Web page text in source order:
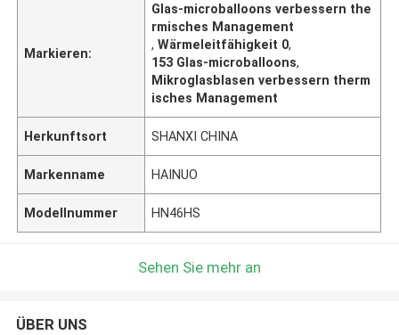
Markieren:
Glas-microballoons verbessern the
rmisches Management
,Wärmeleitfähigkeit 0,
153 Glas-microballoons,
Mikroglasblasen verbessern therm
isches Management
Herkunftsort SHANXI CHINA
Markenname HAINUO
Modellnummer HN46HS
Sehen Sie mehr an
ÜBER UNS